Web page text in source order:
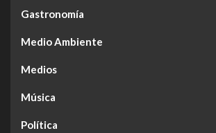
Gastronomía
Medio Ambiente
Medios
Música
Política